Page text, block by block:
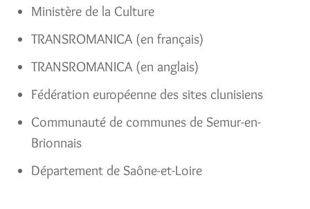
Ministère de la Culture
TRANSROMANICA (en français)
TRANSROMANICA (en anglais)
Fédération européenne des sites clunisiens
Communauté de communes de Semur-en-
Brionnais
Département de Saône-et-Loire